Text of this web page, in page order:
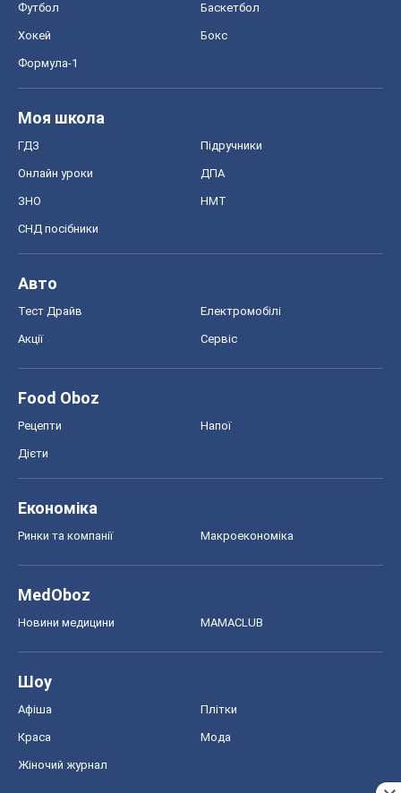
Футбол Баскетбол
Хокей Бокс
Формула-1
Моя школа
ГДЗ Підручники
Онлайн уроки ДПА
ЗНО НМТ
СНД посібники
Авто
Тест Драйв Електромобілі
Акції Сервіс
Food Oboz
Рецепти Напої
Дієти
Економіка
Ринки та компанії Макроекономіка
MedOboz
Новини медицини MAMACLUB
Шоу
Афіша Плітки
Краса Мода
Жіночий журнал